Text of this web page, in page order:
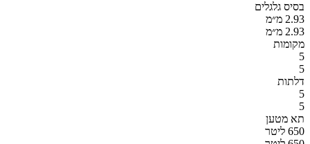
בסיס גלגלים
2.93 מ״מ
2.93 מ״מ
מקומות
5
5
דלתות
5
5
תא מטען
650 ליטר